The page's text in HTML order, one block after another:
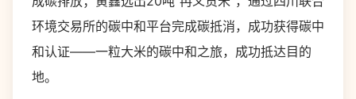
环境交易所的碳中和平台完成碳抵消，成功获得碳中
和认证——一粒大米的碳中和之旅，成功抵达目的
地。